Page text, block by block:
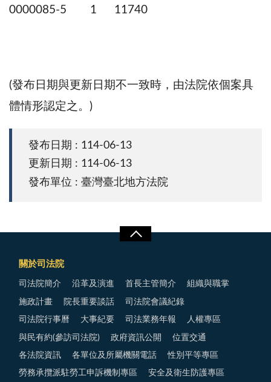
0000085-5 1 11740
(發布日期與更新日期不一致時，由法院依個案具
體情形認定之。)
發布日期 : 114-06-13
更新日期 : 114-06-13
發布單位 : 臺灣臺北地方法院
關於司法院
司法院簡介 沿革及演進 首長主管簡介 組織與職掌
施政計畫 院長重要談話 司法院會議紀錄
司法院行事曆 大事紀要 司法業務年報 人權專區
與民有約(參訪司法院) 政府資訊公開 位置交通
各法院資訊 各單位及所屬機關電話 性別平等專區
勞務承攬派駐勞工申訴機制專區 安全及衛生防護專區